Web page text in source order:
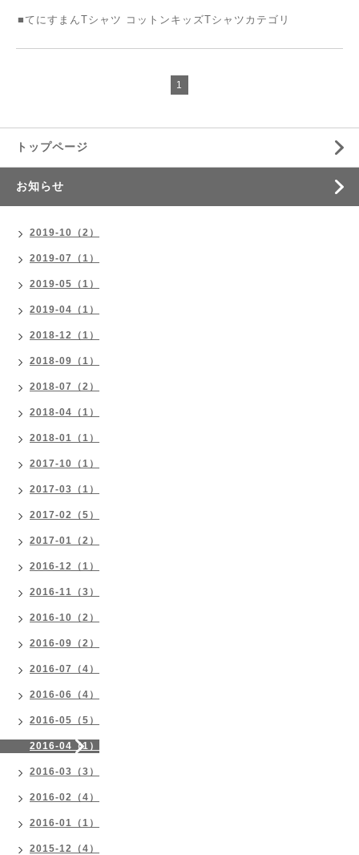
■てにすまんTシャツ コットンキッズTシャツカテゴリ
1
トップページ
お知らせ
2019-10（2）
2019-07（1）
2019-05（1）
2019-04（1）
2018-12（1）
2018-09（1）
2018-07（2）
2018-04（1）
2018-01（1）
2017-10（1）
2017-03（1）
2017-02（5）
2017-01（2）
2016-12（1）
2016-11（3）
2016-10（2）
2016-09（2）
2016-07（4）
2016-06（4）
2016-05（5）
2016-04（1）
2016-03（3）
2016-02（4）
2016-01（1）
2015-12（4）